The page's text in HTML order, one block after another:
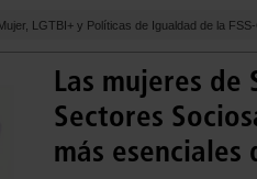
LGTBI+ y Políticas de Igualdad de la
Las mujeres de
Sectores
más esenciales